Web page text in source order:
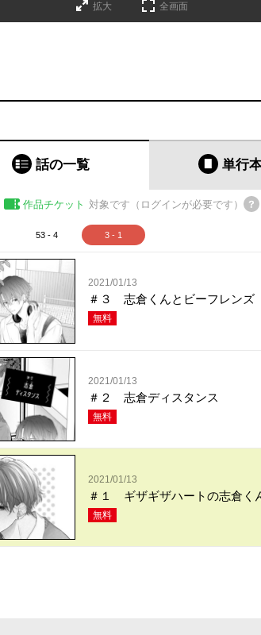
拡大 全画面
話の一覧 単行
作品チケット 対象です（ログインが必要です）
53 - 4 3 - 1
2021/01/13
＃３ 志倉くんとビーフレンズ
無料
2021/01/13
＃２ 志倉ディスタンス
無料
2021/01/13
＃１ ギザギザハートの志倉く
無料